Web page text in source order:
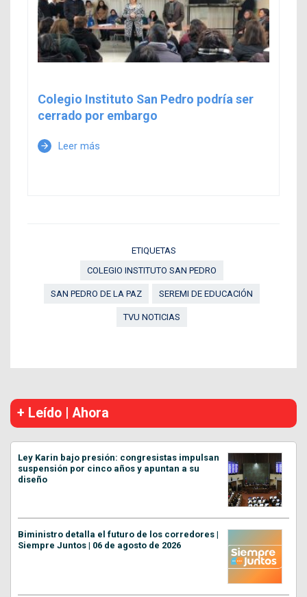
Colegio Instituto San Pedro podría ser
cerrado por embargo
arrow_forward Leer más
ETIQUETAS
COLEGIO INSTITUTO SAN PEDRO
SAN PEDRO DE LA PAZ SEREMI DE EDUCACIÓN
TVU NOTICIAS
+ Leído | Ahora
Ley Karin bajo presión: congresistas impulsan
suspensión por cinco años y apuntan a su
diseño
Biministro detalla el futuro de los corredores |
Siempre Juntos | 06 de agosto de 2026